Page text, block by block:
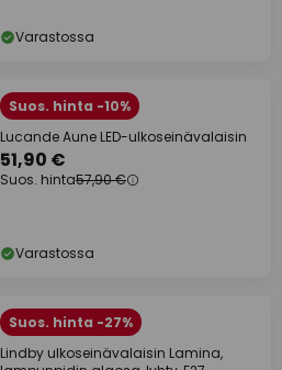
Varastossa
Suos. hinta -10%
Lucande Aune LED-ulkoseinävalaisin
51,90 €
Suos. hinta57,90 €
Varastossa
Suos. hinta -27%
Lindby ulkoseinävalaisin Lamina,